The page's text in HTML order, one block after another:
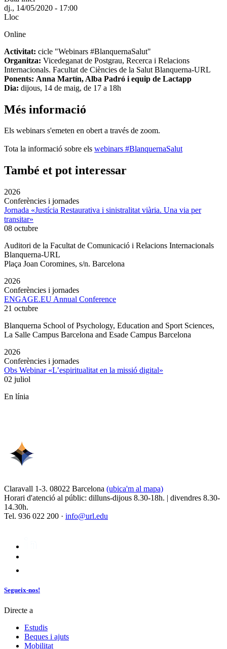
dj., 14/05/2020 - 17:00
Lloc
Online
Activitat: cicle "Webinars #BlanquernaSalut"
Organitza: Vicedeganat de Postgrau, Recerca i Relacions
Internacionals. Facultat de Ciències de la Salut Blanquerna-URL
Ponents: Anna Martín, Alba Padró i equip de Lactapp
Dia: dijous, 14 de maig, de 17 a 18h
Més informació
Els webinars s'emeten en obert a través de zoom.
Tota la informació sobre els webinars #BlanquernaSalut
També et pot interessar
2026
Conferències i jornades
Jornada «Justícia Restaurativa i sinistralitat viària. Una via per
transitar»
08 octubre
Auditori de la Facultat de Comunicació i Relacions Internacionals
Blanquerna-URL
Plaça Joan Coromines, s/n. Barcelona
2026
Conferències i jornades
ENGAGE.EU Annual Conference
21 octubre
Blanquerna School of Psychology, Education and Sport Sciences,
La Salle Campus Barcelona and Esade Campus Barcelona
2026
Conferències i jornades
Obs Webinar «L’espiritualitat en la missió digital»
02 juliol
En línia
Claravall 1-3. 08022 Barcelona (ubica'm al mapa)
Horari d'atenció al públic: dilluns-dijous 8.30-18h. | divendres 8.30-
14.30h.
Tel. 936 022 200 · info@url.edu
Segueix-nos!
Directe a
Estudis
Beques i ajuts
Mobilitat